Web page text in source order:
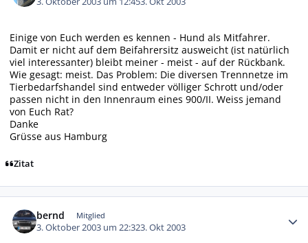
Einige von Euch werden es kennen - Hund als Mitfahrer.
Damit er nicht auf dem Beifahrersitz ausweicht (ist natürlich
viel interessanter) bleibt meiner - meist - auf der Rückbank.
Wie gesagt: meist. Das Problem: Die diversen Trennnetze im
Tierbedarfshandel sind entweder völliger Schrott und/oder
passen nicht in den Innenraum eines 900/II. Weiss jemand
von Euch Rat?
Danke
Grüsse aus Hamburg
Zitat
bernd Mitglied
3. Oktober 2003 um 22:323. Okt 2003